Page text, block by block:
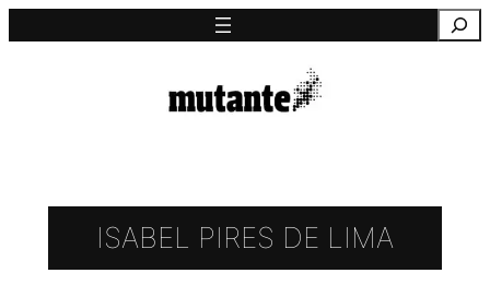
para
ISABEL PIRES DE LIMA